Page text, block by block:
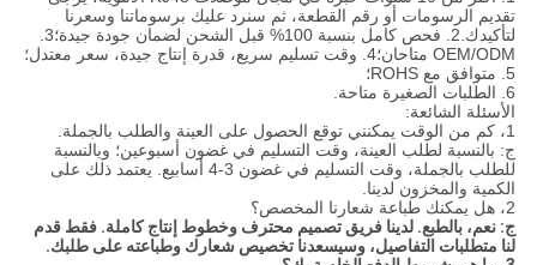
تقديم الرسومات أو رقم القطعة، ثم سنرد عليك برسوماتنا وسعرنا
لتأكيدك.2. فحص كامل بنسبة 100% قبل الشحن لضمان جودة جيدة؛
3.
OEM/ODM متاحان؛
4. وقت تسليم سريع، قدرة إنتاج جيدة، سعر معتدل؛
5. متوافق مع ROHS؛
6. الطلبات الصغيرة متاحة.
الأسئلة الشائعة:
1، كم من الوقت يمكنني توقع الحصول على العينة والطلب بالجملة.
ج: بالنسبة لطلب العينة، وقت التسليم في غضون أسبوعين؛ وبالنسبة
للطلب بالجملة، وقت التسليم في غضون 3-4 أسابيع. يعتمد ذلك على
الكمية والمخزون لدينا.
2، هل يمكنك طباعة شعارنا المخصص؟
ج: نعم، بالطبع. لدينا فريق تصميم محترف وخطوط إنتاج كاملة. فقط قدم
لنا متطلبات التفاصيل، وسيسعدنا تخصيص شعارك وطباعته على طلبك.